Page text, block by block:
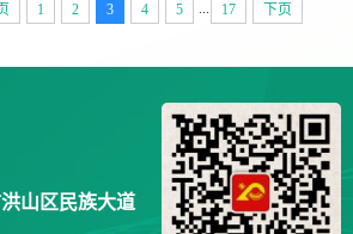
1 2 3 4 5 17 下页
山区民族大道